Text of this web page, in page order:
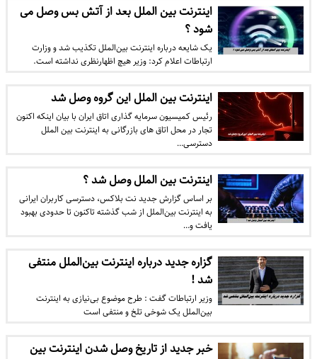
اینترنت بین الملل بعد از آتش بس وصل می
شود ؟
یک شایعه درباره اینترنت بین‌الملل تکذیب شد و وزارت
ارتباطات اعلام کرد: وزیر هیچ اظهارنظری نداشته است.
اینترنت بین‌ الملل این گروه وصل شد
رئیس کمیسیون سرمایه گذاری اتاق ایران با بیان اینکه اکنون
تجار در محل اتاق های بازرگانی به اینترنت بین الملل
دسترسی…
اینترنت بین‌ الملل وصل شد ؟
بر اساس گزارش جدید نت بلاکس، دسترسی کاربران ایرانی
به اینترنت بین‌الملل از شب گذشته تاکنون تا حدودی بهبود
یافت و…
گزاره‌ جدید درباره اینترنت بین‌الملل منتفی
شد !
وزیر ارتباطات گفت : طرح موضوع بی‌نیازی به اینترنت
بین‌الملل یک شوخی تلخ و منتفی است
خبر جدید از تاریخ وصل شدن اینترنت بین